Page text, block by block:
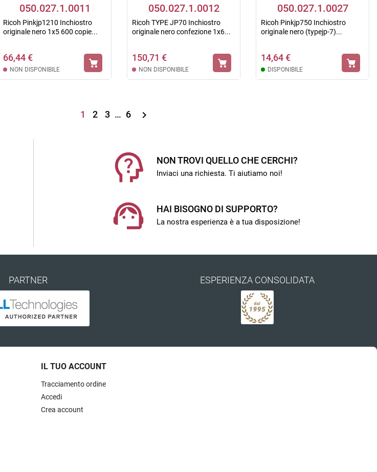
050.027.1.0011
Ricoh Pinkjp1210 Inchiostro
originale nero 1x5 600 copie...
66,44 €
NON DISPONIBILE
050.027.1.0012
Ricoh TYPE JP70 Inchiostro
originale nero confezione 1x6...
150,71 €
NON DISPONIBILE
050.027.1.0027
Ricoh Pinkjp750 Inchiostro
originale nero (typejp-7)...
14,64 €
DISPONIBILE
1 2 3 … 6 
NON TROVI QUELLO CHE CERCHI?
Inviaci una richiesta. Ti aiutiamo noi!
HAI BISOGNO DI SUPPORTO?
La nostra esperienza è a tua disposizione!
PARTNER ESPERIENZA CONSOLIDATA
IL TUO ACCOUNT
Tracciamento ordine
Accedi
Crea account